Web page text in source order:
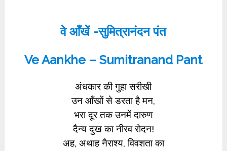
वे आँखें -सुमित्रानंदन पंत
Ve Aankhe – Sumitranand Pant
अंधकार की गुहा सरीखी
उन आँखों से डरता है मन,
भरा दूर तक उनमें दारुण
दैन्य दुख का नीरव रोदन!
अह, अथाह नैराश्य, विवशता का